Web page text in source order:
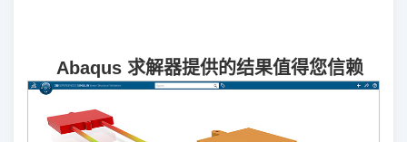
Abaqus 求解器提供的结果值得您信赖